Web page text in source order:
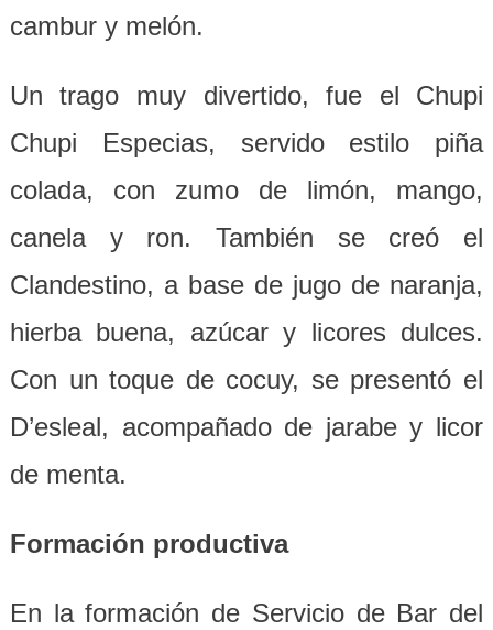
cambur y melón.
Un trago muy divertido, fue el Chupi
Chupi Especias, servido estilo piña
colada, con zumo de limón, mango,
canela y ron. También se creó el
Clandestino, a base de jugo de naranja,
hierba buena, azúcar y licores dulces.
Con un toque de cocuy, se presentó el
D’esleal, acompañado de jarabe y licor
de menta.
Formación productiva
En la formación de Servicio de Bar del